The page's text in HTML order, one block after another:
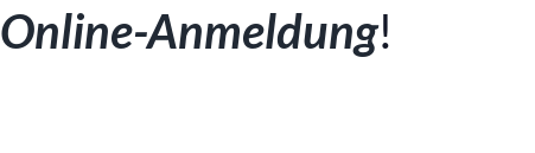
Online-Anmeldung!